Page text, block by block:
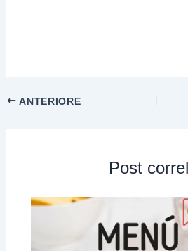
ANTERIORE
Post